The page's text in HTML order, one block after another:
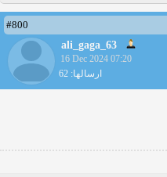
#800
ali_gaga_63
16 Dec 2024 07:20
ارسالها: 62